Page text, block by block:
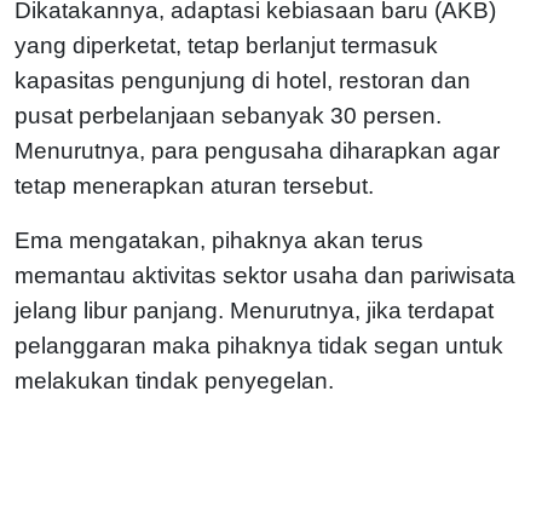
Dikatakannya, adaptasi kebiasaan baru (AKB)
yang diperketat, tetap berlanjut termasuk
kapasitas pengunjung di hotel, restoran dan
pusat perbelanjaan sebanyak 30 persen.
Menurutnya, para pengusaha diharapkan agar
tetap menerapkan aturan tersebut.
Ema mengatakan, pihaknya akan terus
memantau aktivitas sektor usaha dan pariwisata
jelang libur panjang. Menurutnya, jika terdapat
pelanggaran maka pihaknya tidak segan untuk
melakukan tindak penyegelan.